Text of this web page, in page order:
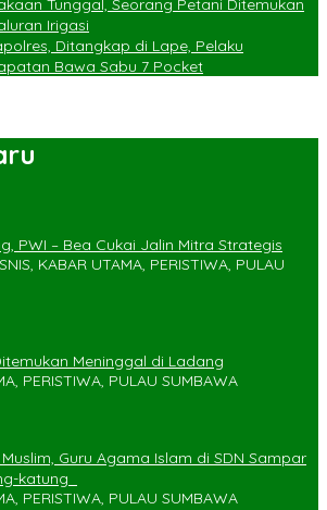
Tunggal, Seorang Petani Ditemukan
Irigasi
Ditangkap di Lape, Pelaku
Bawa Sabu 7 Pocket
PWI – Bea Cukai Jalin Mitra Strategis
KABAR UTAMA, PERISTIWA, PULAU
Meninggal di Ladang
PERISTIWA, PULAU SUMBAWA
Guru Agama Islam di SDN Sampar
katung
PERISTIWA, PULAU SUMBAWA